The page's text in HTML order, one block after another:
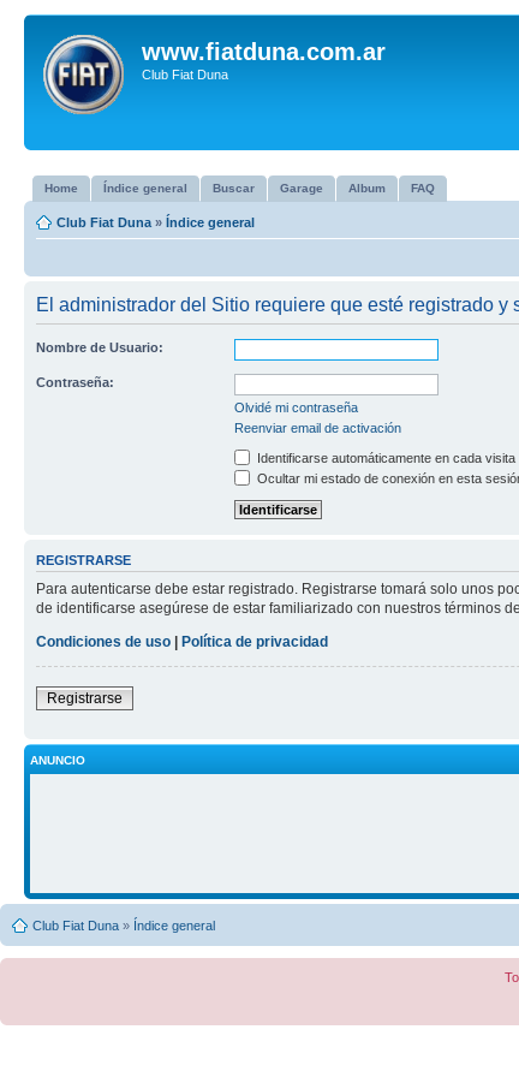
www.fiatduna.com.ar
Club Fiat Duna
Home Índice general Buscar Garage Album FAQ
Club Fiat Duna » Índice general
El administrador del Sitio requiere que esté registrado y
Nombre de Usuario:
Contraseña:
Olvidé mi contraseña
Reenviar email de activación
Identificarse automáticamente en cada visita
Ocultar mi estado de conexión en esta
REGISTRARSE
Para autenticarse debe estar registrado. Registrarse tomará solo unos
de identificarse asegúrese de estar familiarizado con nuestros términos
Condiciones de uso | Política de privacidad
Registrarse
ANUNCIO
Club Fiat Duna » Índice general